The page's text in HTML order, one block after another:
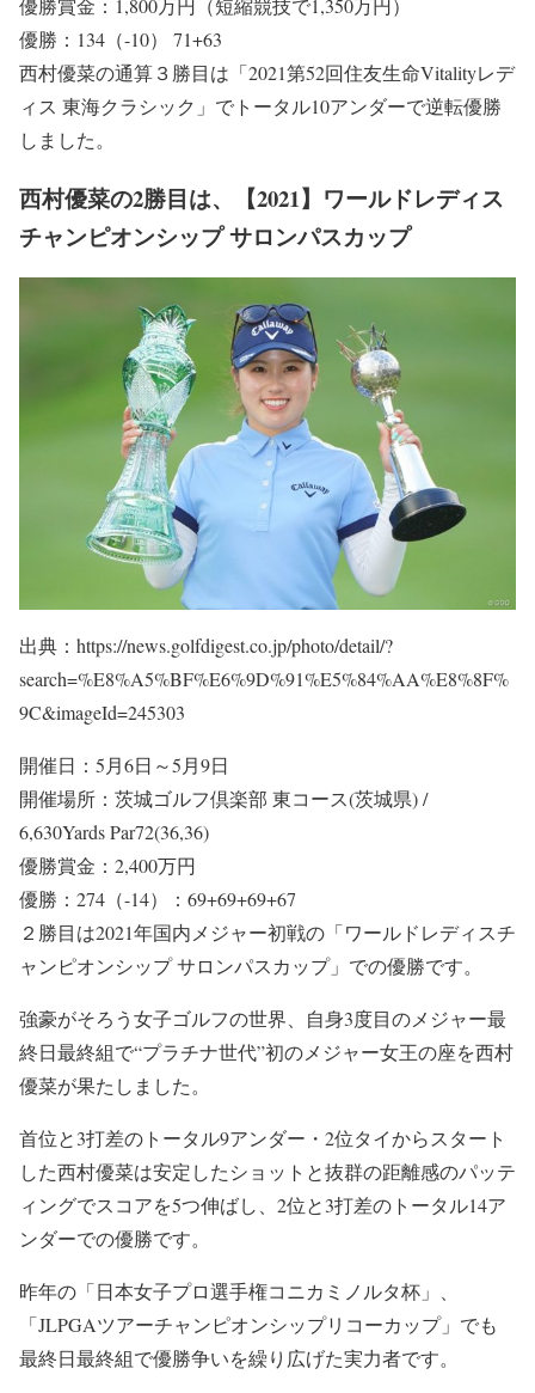
優勝賞金：1,800万円（短縮競技で1,350万円）
優勝：134（-10） 71+63
西村優菜の通算３勝目は「2021第52回住友生命Vitalityレデ
ィス 東海クラシック」でトータル10アンダーで逆転優勝
しました。
西村優菜の2勝目は、【2021】ワールドレディス
チャンピオンシップ サロンパスカップ
出典：https://news.golfdigest.co.jp/photo/detail/?
search=%E8%A5%BF%E6%9D%91%E5%84%AA%E8%8F%
9C&imageId=245303
開催日：5月6日～5月9日
開催場所：茨城ゴルフ倶楽部 東コース(茨城県) /
6,630Yards Par72(36,36)
優勝賞金：2,400万円
優勝：274（-14）：69+69+69+67
２勝目は2021年国内メジャー初戦の「ワールドレディスチ
ャンピオンシップ サロンパスカップ」での優勝です。
強豪がそろう女子ゴルフの世界、自身3度目のメジャー最
終日最終組で“プラチナ世代”初のメジャー女王の座を西村
優菜が果たしました。
首位と3打差のトータル9アンダー・2位タイからスタート
した西村優菜は安定したショットと抜群の距離感のパッテ
ィングでスコアを5つ伸ばし、2位と3打差のトータル14ア
ンダーでの優勝です。
昨年の「日本女子プロ選手権コニカミノルタ杯」、
「JLPGAツアーチャンピオンシップリコーカップ」でも
最終日最終組で優勝争いを繰り広げた実力者です。